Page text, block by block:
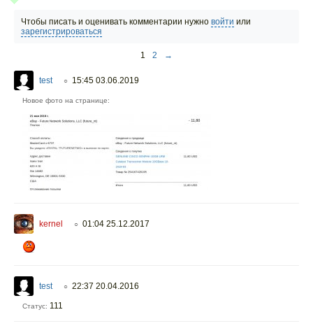
Чтобы писать и оценивать комментарии нужно войти или
зарегистрироваться
1 2 →
test ○ 15:45 03.06.2019
Новое фото на странице:
kernel ○ 01:04 25.12.2017
test ○ 22:37 20.04.2016
Статус: 111